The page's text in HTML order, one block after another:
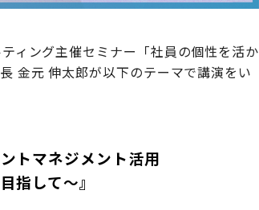
ィング主催セミナー「社員の個性を活か
金元 伸太郎が以下のテーマで講演をい
トマネジメント活用
指して～』